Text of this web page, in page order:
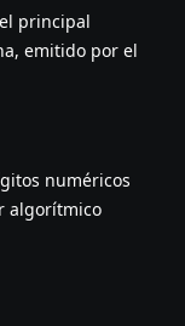
principal
emitido por el
numéricos
algorítmico